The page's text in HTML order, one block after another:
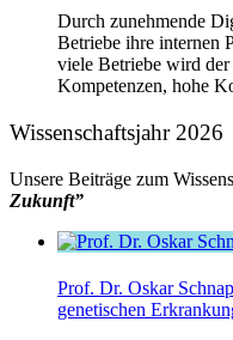
Durch zunehmende
Betriebe ihre internen
viele Betriebe wird
Kompetenzen, hohe
Wissenschaftsjahr 2026
Unsere Beiträge zum
Zukunft”
Prof. Dr. Oskar
genetischen